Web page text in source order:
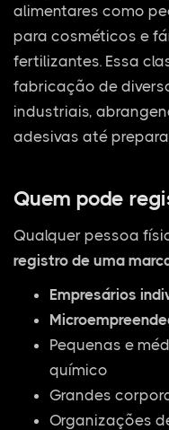
alimentares como
para cosméticos e
fertilizantes. Essa
fabricação de
industriais,
adesivas até
Quem pode
Qualquer pessoa
registro de uma
Empresários
Pequenas e
químico
Grandes
Organizações